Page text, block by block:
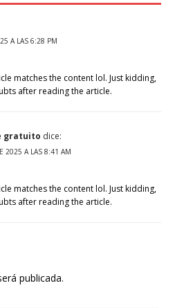
A LAS 6:28 PM
matches the content lol. Just kidding,
after reading the article.
gratuito dice:
2025 A LAS 8:41 AM
matches the content lol. Just kidding,
after reading the article.
publicada.